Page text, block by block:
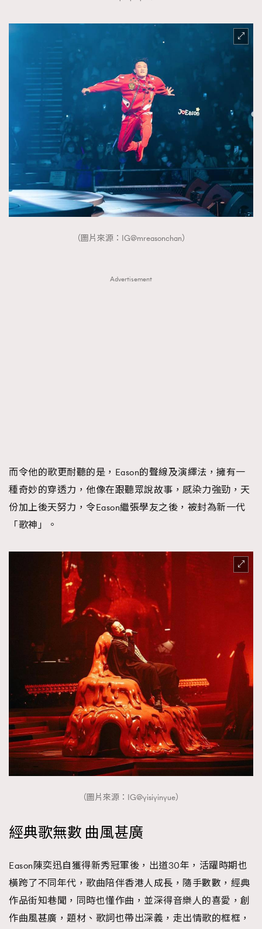
（圖片來源：IG@mreasonchan）
Advertisement
而令他的歌更耐聽的是，Eason的聲線及演繹法，擁有一
種奇妙的穿透力，他像在跟聽眾說故事，感染力強勁，天
份加上後天努力，令Eason繼張學友之後，被封為新一代
「歌神」。
（圖片來源：IG@yisiyinyue）
經典歌無數 曲風甚廣
Eason陳奕迅自獲得新秀冠軍後，出道30年，活躍時期也
橫跨了不同年代，歌曲陪伴香港人成長，隨手數數，經典
作品街知巷聞，同時也懂作曲，並深得音樂人的喜愛，創
作曲風甚廣，題材、歌詞也帶出深義，走出情歌的框框，